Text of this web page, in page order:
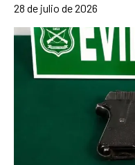
28 de julio de 2026